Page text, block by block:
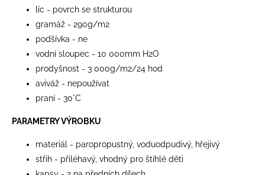
líc - povrch se strukturou
gramáž - 290g/m2
podšívka - ne
vodní sloupec - 10 000mm H2O
prodyšnost - 3 000g/m2/24 hod
aviváž - nepoužívat
praní - 30°C
PARAMETRY VÝROBKU
materiál - paropropustný, voduodpudivý, hřejivý
střih - přiléhavý, vhodný pro štíhlé děti